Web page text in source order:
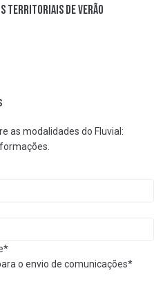
Territoriais de Verão
as modalidades do Fluvial:
o envio de comunicações*